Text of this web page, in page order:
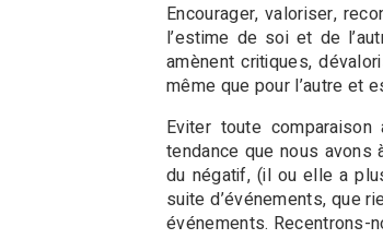
Encourager, valoriser,
l’estime de soi et de
amènent critiques,
même que pour l’autre et
Eviter toute
tendance que nous
du négatif, (il ou elle a
suite d’événements, que
événements. Recentrons-